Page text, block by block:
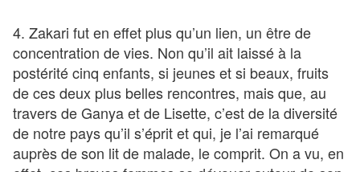
4. Zakari fut en effet plus qu’un lien, un être de
concentration de vies. Non qu’il ait laissé à la
postérité cinq enfants, si jeunes et si beaux, fruits
de ces deux plus belles rencontres, mais que, au
travers de Ganya et de Lisette, c’est de la diversité
de notre pays qu’il s’éprit et qui, je l’ai remarqué
auprès de son lit de malade, le comprit. On a vu, en